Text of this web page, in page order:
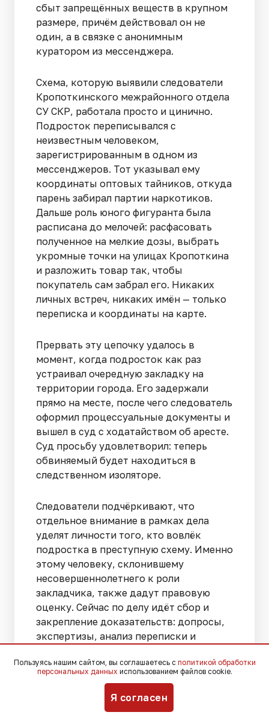
сбыт запрещённых веществ в крупном
размере, причём действовал он не
один, а в связке с анонимным
куратором из мессенджера.
Схема, которую выявили следователи
Кропоткинского межрайонного отдела
СУ СКР, работала просто и цинично.
Подросток переписывался с
неизвестным человеком,
зарегистрированным в одном из
мессенджеров. Тот указывал ему
координаты оптовых тайников, откуда
парень забирал партии наркотиков.
Дальше роль юного фигуранта была
расписана до мелочей: расфасовать
полученное на мелкие дозы, выбрать
укромные точки на улицах Кропоткина
и разложить товар так, чтобы
покупатель сам забрал его. Никаких
личных встреч, никаких имён — только
переписка и координаты на карте.
Прервать эту цепочку удалось в
момент, когда подросток как раз
устраивал очередную закладку на
территории города. Его задержали
прямо на месте, после чего следователь
оформил процессуальные документы и
вышел в суд с ходатайством об аресте.
Суд просьбу удовлетворил: теперь
обвиняемый будет находиться в
следственном изоляторе.
Следователи подчёркивают, что
отдельное внимание в рамках дела
уделят личности того, кто вовлёк
подростка в преступную схему. Именно
этому человеку, склонившему
несовершеннолетнего к роли
закладчика, также дадут правовую
оценку. Сейчас по делу идёт сбор и
закрепление доказательств: допросы,
экспертизы, анализ переписки и
В пресс-службе краевого СУ СКР
отдельно обратились к родителям и
самим подросткам, предупредив, что
Пользуясь нашим сайтом, вы соглашаетесь с политикой обработки
персональных данных использованием файлов cookie.
Я согласен